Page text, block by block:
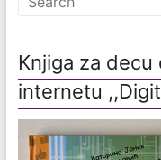
Knjiga za
internetu